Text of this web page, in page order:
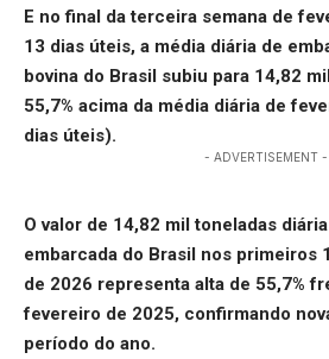
E no final da terceira semana de
13 dias úteis, a média diária de
bovina do Brasil subiu para 14,82
55,7% acima da média diária de
dias úteis).
- ADVERTISEMENT -
O valor de 14,82 mil toneladas
embarcada do Brasil nos primeiros
de 2026 representa alta de 55,7%
fevereiro de 2025, confirmando
período do ano.